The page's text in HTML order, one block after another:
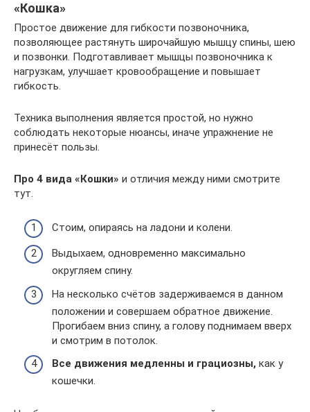
«Кошка»
Простое движение для гибкости позвоночника,
позволяющее растянуть широчайшую мышцу спины, шею
и позвонки. Подготавливает мышцы позвоночника к
нагрузкам, улучшает кровообращение и повышает
гибкость.
Техника выполнения является простой, но нужно
соблюдать некоторые нюансы, иначе упражнение не
принесёт пользы.
Про 4 вида «Кошки» и отличия между ними смотрите
тут.
Стоим, опираясь на ладони и колени.
Выдыхаем, одновременно максимально
округляем спину.
На несколько счётов задерживаемся в данном
положении и совершаем обратное движение.
Прогибаем вниз спину, а голову поднимаем вверх
и смотрим в потолок.
Все движения медленны и грациозны, как у
кошечки.